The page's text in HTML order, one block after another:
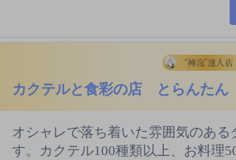
カクテルと食彩の店 とらんたん
オシャレで落ち着いた雰囲気のある
す。カクテル100種類以上、お料理